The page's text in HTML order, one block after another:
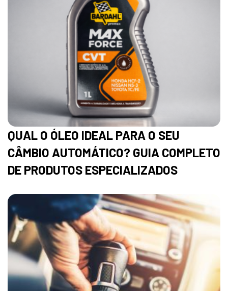
QUAL O ÓLEO IDEAL PARA O SEU
CÂMBIO AUTOMÁTICO? GUIA COMPLETO
DE PRODUTOS ESPECIALIZADOS